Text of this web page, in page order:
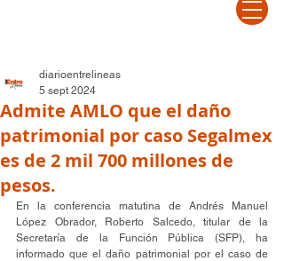
Admite AMLO que el daño
patrimonial por caso Segalmex
es de 2 mil 700 millones de
pesos.
diarioentrelineas
5 sept 2024
En la conferencia matutina de Andrés Manuel
López Obrador, Roberto Salcedo, titular de la
Secretaría de la Función Pública (SFP), ha
informado que el daño patrimonial por el caso de